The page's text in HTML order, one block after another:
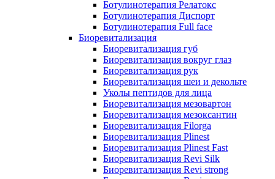
Ботулинотерапия Релатокс
Ботулинотерапия Диспорт
Ботулинотерапия Full face
Биоревитализация
Биоревитализация губ
Биоревитализация вокруг глаз
Биоревитализация рук
Биоревитализация шеи и декольте
Уколы пептидов для лица
Биоревитализация мезовартон
Биоревитализация мезоксантин
Биоревитализация Filorga
Биоревитализация Plinest
Биоревитализация Plinest Fast
Биоревитализация Revi Silk
Биоревитализация Revi strong